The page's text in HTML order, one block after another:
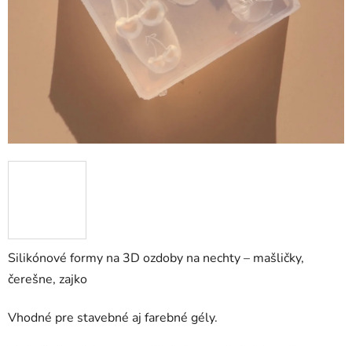
Silikónové formy na 3D ozdoby na nechty – mašličky,
čerešne, zajko
Vhodné pre stavebné aj farebné gély.